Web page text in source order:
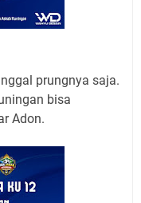
prungnya saja.
bisa
Adon.